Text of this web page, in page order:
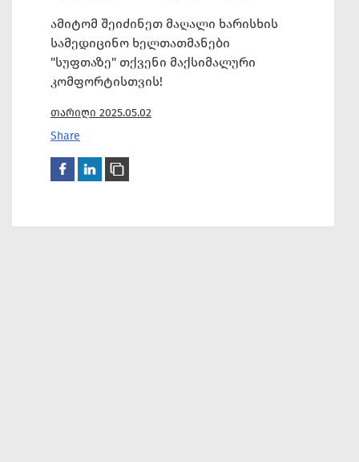
ამიტომ შეიძინეთ მაღალი ხარისხის
სამედიცინო ხელთათმანები
"სუფთაზე" თქვენი მაქსიმალური
კომფორტისთვის!
თარიღი 2025.05.02
Share